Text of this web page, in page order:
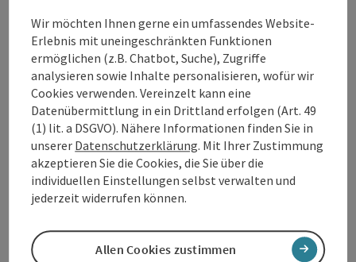
Kontakt
Öffnungszeiten
Anreise/Lage
Eignung
Wir möchten Ihnen gerne ein umfassendes Website-
Erlebnis mit uneingeschränkten Funktionen
ermöglichen (z.B. Chatbot, Suche), Zugriffe
analysieren sowie Inhalte personalisieren, wofür wir
Cookies verwenden. Vereinzelt kann eine
Datenübermittlung in ein Drittland erfolgen (Art. 49
(1) lit. a DSGVO). Nähere Informationen finden Sie in
unserer Datenschutzerklärung. Mit Ihrer Zustimmung
akzeptieren Sie die Cookies, die Sie über die
individuellen Einstellungen selbst verwalten und
jederzeit widerrufen können.
Allen Cookies zustimmen